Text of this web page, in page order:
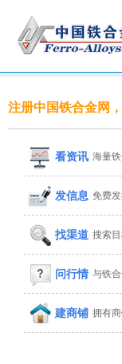
注册中国铁合金网
看资讯 海量
发信息 免费
找渠道 搜索
问行情 与铁
建商铺 拥有